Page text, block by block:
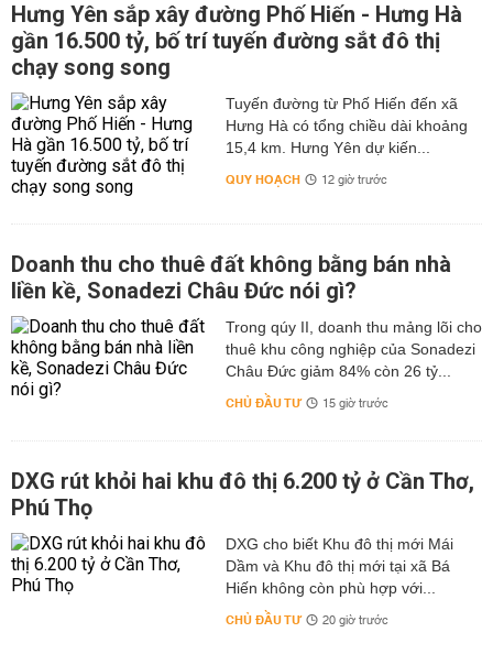
Hưng Yên sắp xây đường Phố Hiến - Hưng Hà
gần 16.500 tỷ, bố trí tuyến đường sắt đô thị
chạy song song
Tuyến đường từ Phố Hiến đến xã
Hưng Hà có tổng chiều dài khoảng
15,4 km. Hưng Yên dự kiến...
QUY HOẠCH 12 giờ trước
Doanh thu cho thuê đất không bằng bán nhà
liền kề, Sonadezi Châu Đức nói gì?
Trong qúy II, doanh thu mảng lõi cho
thuê khu công nghiệp của Sonadezi
Châu Đức giảm 84% còn 26 tỷ...
CHỦ ĐẦU TƯ 15 giờ trước
DXG rút khỏi hai khu đô thị 6.200 tỷ ở Cần Thơ,
Phú Thọ
DXG cho biết Khu đô thị mới Mái
Dầm và Khu đô thị mới tại xã Bá
Hiến không còn phù hợp với...
CHỦ ĐẦU TƯ 20 giờ trước